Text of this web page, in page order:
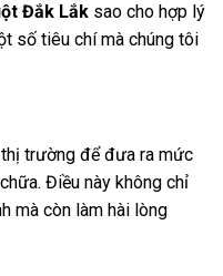
Đắk Lắk sao cho hợp lý
số tiêu chí mà chúng tôi
trường để đưa ra mức
Điều này không chỉ
mà còn làm hài lòng